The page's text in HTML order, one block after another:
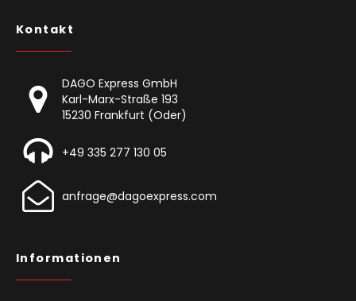
Kontakt
DAGO Express GmbH
Karl-Marx-Straße 193
15230 Frankfurt (Oder)
+49 335 277 130 05
anfrage@dagoexpress.com
Informationen